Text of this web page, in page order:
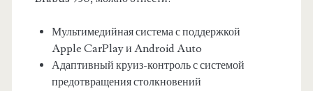
Мультимедийная система с поддержкой
Apple CarPlay и Android Auto
Адаптивный круиз-контроль с системой
предотвращения столкновений